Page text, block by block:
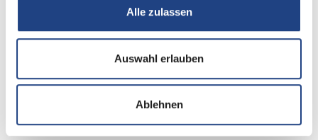
Alle zulassen
Auswahl erlauben
Ablehnen
Frischwassertank